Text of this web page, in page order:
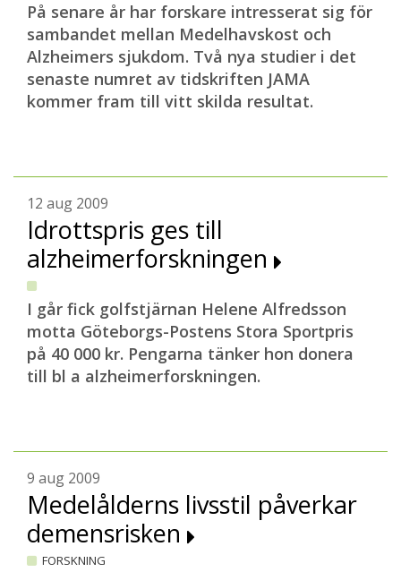
På senare år har forskare intresserat sig för
sambandet mellan Medelhavskost och
Alzheimers sjukdom. Två nya studier i det
senaste numret av tidskriften JAMA
kommer fram till vitt skilda resultat.
12 aug 2009
Idrottspris ges till
alzheimerforskningen
I går fick golfstjärnan Helene Alfredsson
motta Göteborgs-Postens Stora Sportpris
på 40 000 kr. Pengarna tänker hon donera
till bl a alzheimerforskningen.
9 aug 2009
Medelålderns livsstil påverkar
demensrisken
FORSKNING